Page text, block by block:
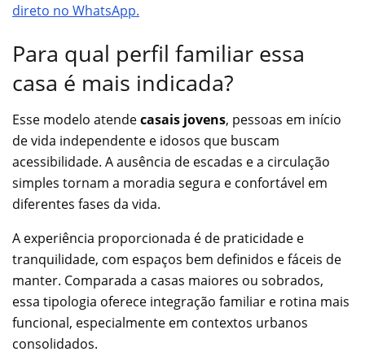
direto no WhatsApp.
Para qual perfil familiar essa
casa é mais indicada?
Esse modelo atendecasais jovens, pessoas em início
de vida independente e idosos que buscam
acessibilidade. A ausência de escadas e a circulação
simples tornam a moradia segura e confortável em
diferentes fases da vida.
A experiência proporcionada é de praticidade e
tranquilidade, com espaços bem definidos e fáceis de
manter. Comparada a casas maiores ou sobrados,
essa tipologia oferece integração familiar e rotina mais
funcional, especialmente em contextos urbanos
consolidados.